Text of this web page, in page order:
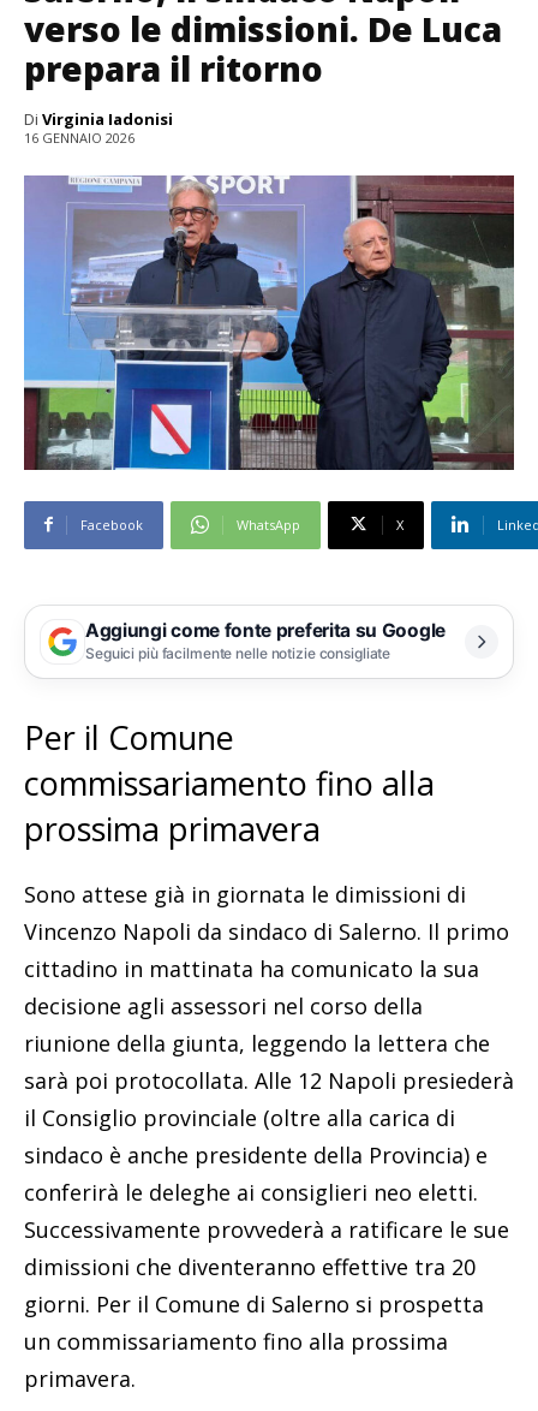
verso le dimissioni. De Luca
prepara il ritorno
Di Virginia Iadonisi
16 GENNAIO 2026
Facebook WhatsApp X
Aggiungi come fonte preferita su Google
Seguici più facilmente nelle notizie consigliate
Per il Comune
commissariamento fino alla
prossima primavera
Sono attese già in giornata le dimissioni di
Vincenzo Napoli da sindaco di Salerno. Il primo
cittadino in mattinata ha comunicato la sua
decisione agli assessori nel corso della
riunione della giunta, leggendo la lettera che
sarà poi protocollata. Alle 12 Napoli presiederà
il Consiglio provinciale (oltre alla carica di
sindaco è anche presidente della Provincia) e
conferirà le deleghe ai consiglieri neo eletti.
Successivamente provvederà a ratificare le sue
dimissioni che diventeranno effettive tra 20
giorni. Per il Comune di Salerno si prospetta
un commissariamento fino alla prossima
primavera.